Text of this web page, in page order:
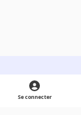
Light ModeDark ModeSystem
Se connecter